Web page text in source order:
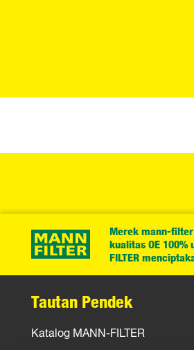
Merek mann-
kualitas OE
FILTER
Tautan Pendek
Katalog MANN-FILTER